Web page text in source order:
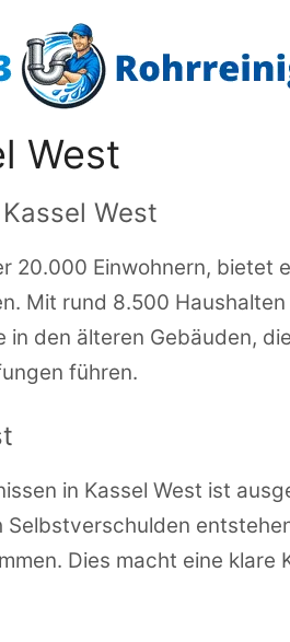
West
West
20.000 Einwohnern, bietet
Mit rund 8.500
den älteren Gebäuden,
führen.
in Kassel West ist
Dies macht eine klare